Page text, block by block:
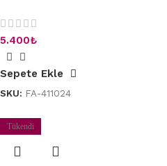
5.400₺
Sepete Ekle
SKU: FA-411024
Tükendi